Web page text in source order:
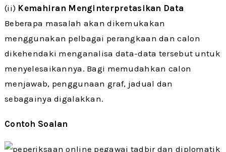
(ii) Kemahiran Menginterpretasikan Data
Beberapa masalah akan dikemukakan
menggunakan pelbagai perangkaan dan calon
dikehendaki menganalisa data-data tersebut untuk
menyelesaikannya. Bagi memudahkan calon
menjawab, penggunaan graf, jadual dan
sebagainya digalakkan.
Contoh Soalan